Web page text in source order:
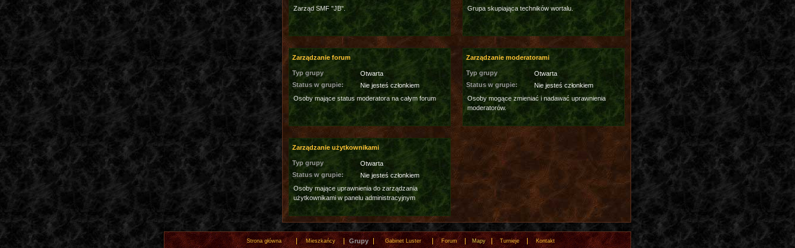
Zarząd SMF "JB".
Grupa skupiająca techników wortalu.
Zarządzanie forum
Typ grupy
Otwarta
Status w grupie:
Nie jesteś członkiem
Osoby mające status moderatora na całym forum
Zarządzanie moderatorami
Typ grupy
Otwarta
Status w grupie:
Nie jesteś członkiem
Osoby mogące zmieniać i nadawać uprawnienia
moderatorów.
Zarządzanie użytkownikami
Typ grupy
Otwarta
Status w grupie:
Nie jesteś członkiem
Osoby mające uprawnienia do zarządzania
użytkownikami w panelu administracyjnym
Strona główna Mieszkańcy Grupy Gabinet Luster Forum Mapy Turnieje Kontakt